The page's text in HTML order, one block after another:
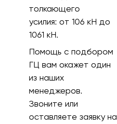
толкающего
усилия:от 106 кH до
1061 кН.
Помощь с подбором
ГЦ вам окажет один
из наших
менеджеров.
Звоните или
оставляете заявку на